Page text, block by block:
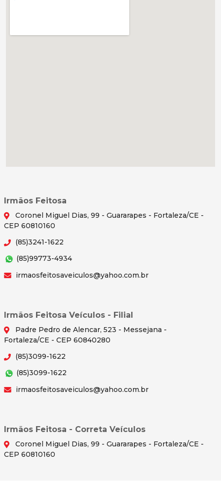
Irmãos Feitosa
Coronel Miguel Dias, 99 - Guararapes - Fortaleza/CE -
CEP 60810160
(85)3241-1622
(85)99773-4934
irmaosfeitosaveiculos@yahoo.com.br
Irmãos Feitosa Veículos - Filial
Padre Pedro de Alencar, 523 - Messejana -
Fortaleza/CE - CEP 60840280
(85)3099-1622
(85)3099-1622
irmaosfeitosaveiculos@yahoo.com.br
Irmãos Feitosa - Correta Veículos
Coronel Miguel Dias, 99 - Guararapes - Fortaleza/CE -
CEP 60810160